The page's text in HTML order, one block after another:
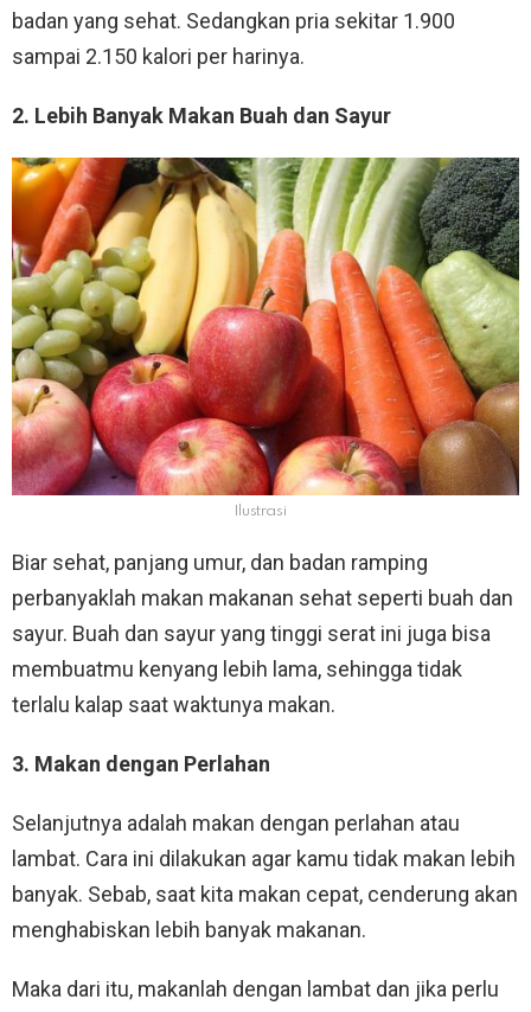
badan yang sehat. Sedangkan pria sekitar 1.900
sampai 2.150 kalori per harinya.
2. Lebih Banyak Makan Buah dan Sayur
Ilustrasi
Biar sehat, panjang umur, dan badan ramping
perbanyaklah makan makanan sehat seperti buah dan
sayur. Buah dan sayur yang tinggi serat ini juga bisa
membuatmu kenyang lebih lama, sehingga tidak
terlalu kalap saat waktunya makan.
3. Makan dengan Perlahan
Selanjutnya adalah makan dengan perlahan atau
lambat. Cara ini dilakukan agar kamu tidak makan lebih
banyak. Sebab, saat kita makan cepat, cenderung akan
menghabiskan lebih banyak makanan.
Maka dari itu, makanlah dengan lambat dan jika perlu